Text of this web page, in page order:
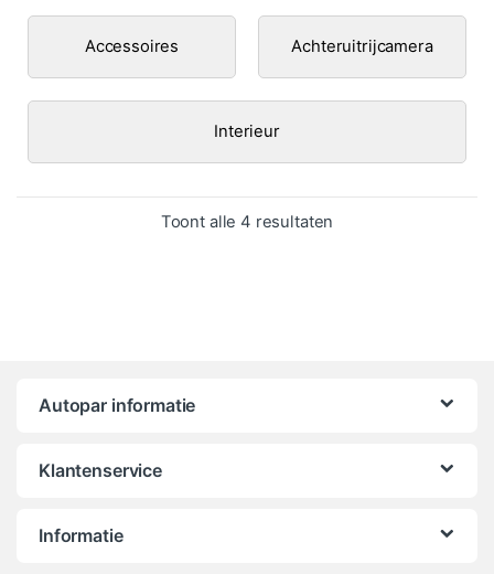
Accessoires Achteruitrijcamera
Interieur
Toont alle 4 resultaten
Autopar informatie
Klantenservice
Informatie